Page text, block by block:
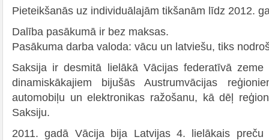
Pieteikšanās uz individuālajām tikšanām līdz 2012.
Dalība pasākumā ir bez maksas.
Pasākuma darba valoda: vācu un latviešu, tiks
Saksija ir desmitā lielākā Vācijas federatīvā
dinamiskākajiem bijušās Austrumvācijas
automobiļu un elektronikas ražošanu, kā dēļ
Saksiju.
2011. gadā Vācija bija Latvijas 4. lielākais preču